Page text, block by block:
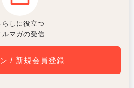
らしに役立つ
ルマガの受信
/ 新規会員登録